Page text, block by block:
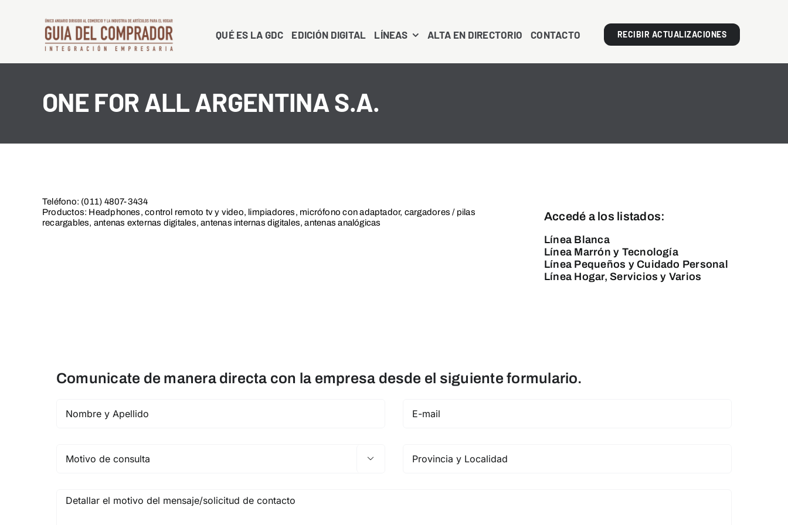
QUÉ ES LA GDC EDICIÓN DIGITAL LÍNEAS ALTA EN DIRECTORIO CONTACTO RECIBIR ACTUALIZACIONES
ONE FOR ALL ARGENTINA S.A.
Teléfono: (011) 4807-3434
Productos: Headphones, control remoto tv y video, limpiadores, micrófono con adaptador, cargadores / pilas
recargables, antenas externas digitales, antenas internas digitales, antenas analógicas
Accedé a los listados:
Línea Blanca
Línea Marrón y Tecnología
Línea Pequeños y Cuidado Personal
Línea Hogar, Servicios y Varios
Comunicate de manera directa con la empresa desde el siguiente formulario.
